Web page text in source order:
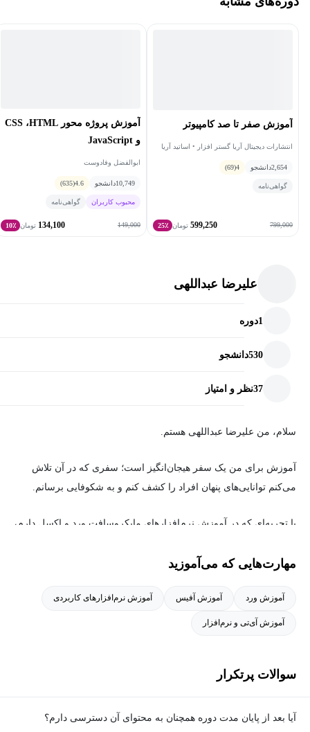
آموزش صفر تا صد کامپیوتر
انتشارات دیجیتال آریا گستر افزار • اساتید آریا
2,654دانشجو 4
(69)
گواهی‌نامه
799,000
599,250 تومان 25٪
آموزش پروژه محور CSS ،HTML
و JavaScript
ابوالفضل وفادوست
10,749دانشجو 4.6
(635)
محبوب کاربران گواهی‌نامه
149,000
134,100 تومان 10٪
علیرضا عبداللهی
1دوره
530دانشجو
37نظر و امتیاز
سلام، من علیرضا عبداللهی هستم.
آموزش برای من یک سفر هیجان‌انگیز است؛ سفری که در آن تلاش
می‌کنم توانایی‌های پنهان افراد را کشف کنم و به شکوفایی برسانم.
با تجربه‌ای که در آموزش نرم‌افزارهای مایکروسافت ورد و اکسل دارم،
لذت‌بخش کنم.
برای انجام کارهای روزمره، نگارش حرفه‌ای، تحلیل داده‌ها و مدیریت
اطلاعات استفاده کنیم.
درکی عمیق و تسلط واقعی بر این نرم‌افزارها برسید.
✅ در دوره ورد: مهارت‌هایی مثل قالب‌بندی متون، ایجاد فهرست
مهارت‌هایی که می‌آموزید
آموزش ورد آموزش آفیس آموزش نرم‌افزارهای کاربردی
آموزش آی‌تی و نرم‌افزار
سوالات پرتکرار
آیا بعد از پایان مدت دوره همچنان به محتوای آن دسترسی دارم؟